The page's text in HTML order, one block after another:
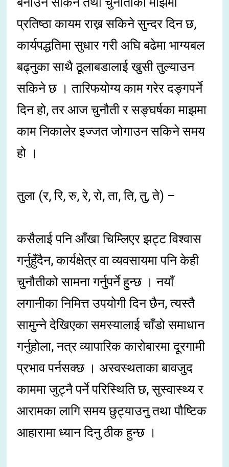
प्रतिष्ठा कायम राख्न सकिने सुन्दर दिन छ,
कार्यपद्धतिमा सुधार गरी अघि बढेमा भाग्यबल
बढ्नुका साथै ठूलाबडालाई खुसी तुल्याउन
सकिने छ । तारिफयोग्य काम गरेर दङ्गपर्ने
दिन हो, तर आज चुनौती र सङ्घर्षका माझमा
काम निकालेर इज्जत जोगाउन सकिने समय
हो ।
तुला (र, रि, रु, रे, रो, ता, ति, तु, ते) –
कसैलाई पनि आँखा चिम्लिएर झट्ट विश्वास
गर्नुहुँदैन, कार्यक्षेत्र वा व्यवसायमा पनि केही
चुनौतीको सामना गर्नुपर्ने हुन्छ । नयाँ
लगानीका निमित्त उपयोगी दिन छैन, त्यस्तै
सामुन्ने देखिएका समस्यालाई चाँडो समाधान
गर्नुहोला, नत्र व्यापारिक कारोबारमा दूरगामी
प्रभाव पर्नसक्छ । अस्वस्थताका बावजुद
काममा जुट्नै पर्ने परिस्थिति छ, सुस्वास्थ्य र
आरामका लागि समय छुट्याउनु तथा पौष्टिक
आहारामा ध्यान दिनु ठीक हुन्छ ।